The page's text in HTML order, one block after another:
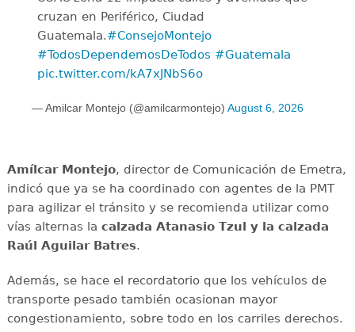
cruzan en Periférico, Ciudad
Guatemala.#ConsejoMontejo
#TodosDependemosDeTodos #Guatemala
pic.twitter.com/kA7xJNbS6o
— Amilcar Montejo (@amilcarmontejo) August 6, 2026
Amílcar Montejo, director de Comunicación de Emetra,
indicó que ya se ha coordinado con agentes de la PMT
para agilizar el tránsito y se recomienda utilizar como
vías alternas la calzada Atanasio Tzul y la calzada
Raúl Aguilar Batres.
Además, se hace el recordatorio que los vehículos de
transporte pesado también ocasionan mayor
congestionamiento, sobre todo en los carriles derechos.